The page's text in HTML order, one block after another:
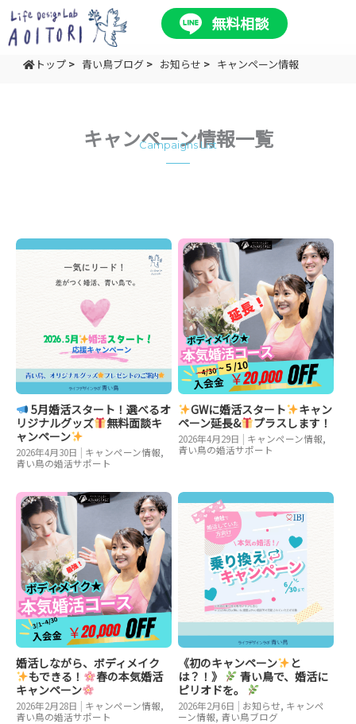
を
無料相談
トップ > 青い鳥ブログ > お知らせ > キャンペーン情報
キャンペーン情報一覧
Campaigns List
5月婚活スタート！選べるオ
リジナルグッズ
無料面談キ
ャンペーン
2026年4月30日 | キャンペーン情報,
青い鳥の婚活サポート
GWに婚活スタート
キャン
ペーン延長&
プラスします！
2026年4月29日 | キャンペーン情報,
青い鳥の婚活サポート
婚活しながら、ボディメイク
もできる！
春の本気婚活
キャンペーン
2026年2月28日 | キャンペーン情報,
青い鳥の婚活サポート
《初のキャンペーン
と
は？！》
青い鳥で、婚活に
ピリオドを。
2026年2月6日 | お知らせ, キャンペ
ーン情報, 青い鳥ブログ